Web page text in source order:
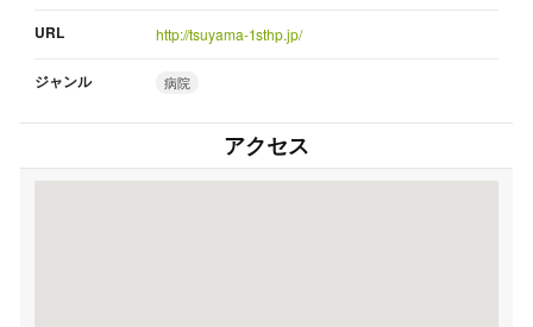
URL http://tsuyama-1sthp.jp/
ジャンル 病院
アクセス